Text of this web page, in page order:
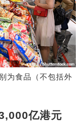
为食品（不包括外
亿港元